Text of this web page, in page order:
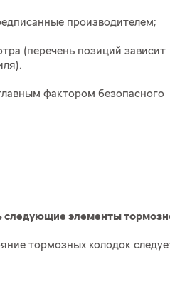
производителем;
(перечень позиций зависит
фактором безопасного
следующие элементы
тормозных колодок